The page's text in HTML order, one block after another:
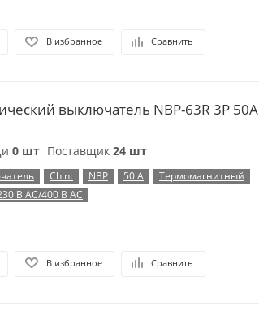
В избранное Сравнить
выключатель NBP-63R 3P 50А
0 шт Поставщик 24 шт
Chint NBP 50 А
Термомагнитный
В AC/400 В AC
В избранное Сравнить